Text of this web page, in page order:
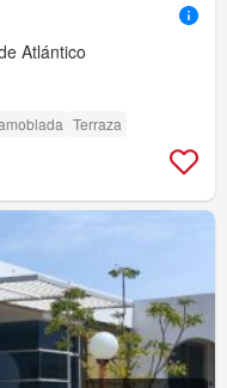
Atlántico
Terraza